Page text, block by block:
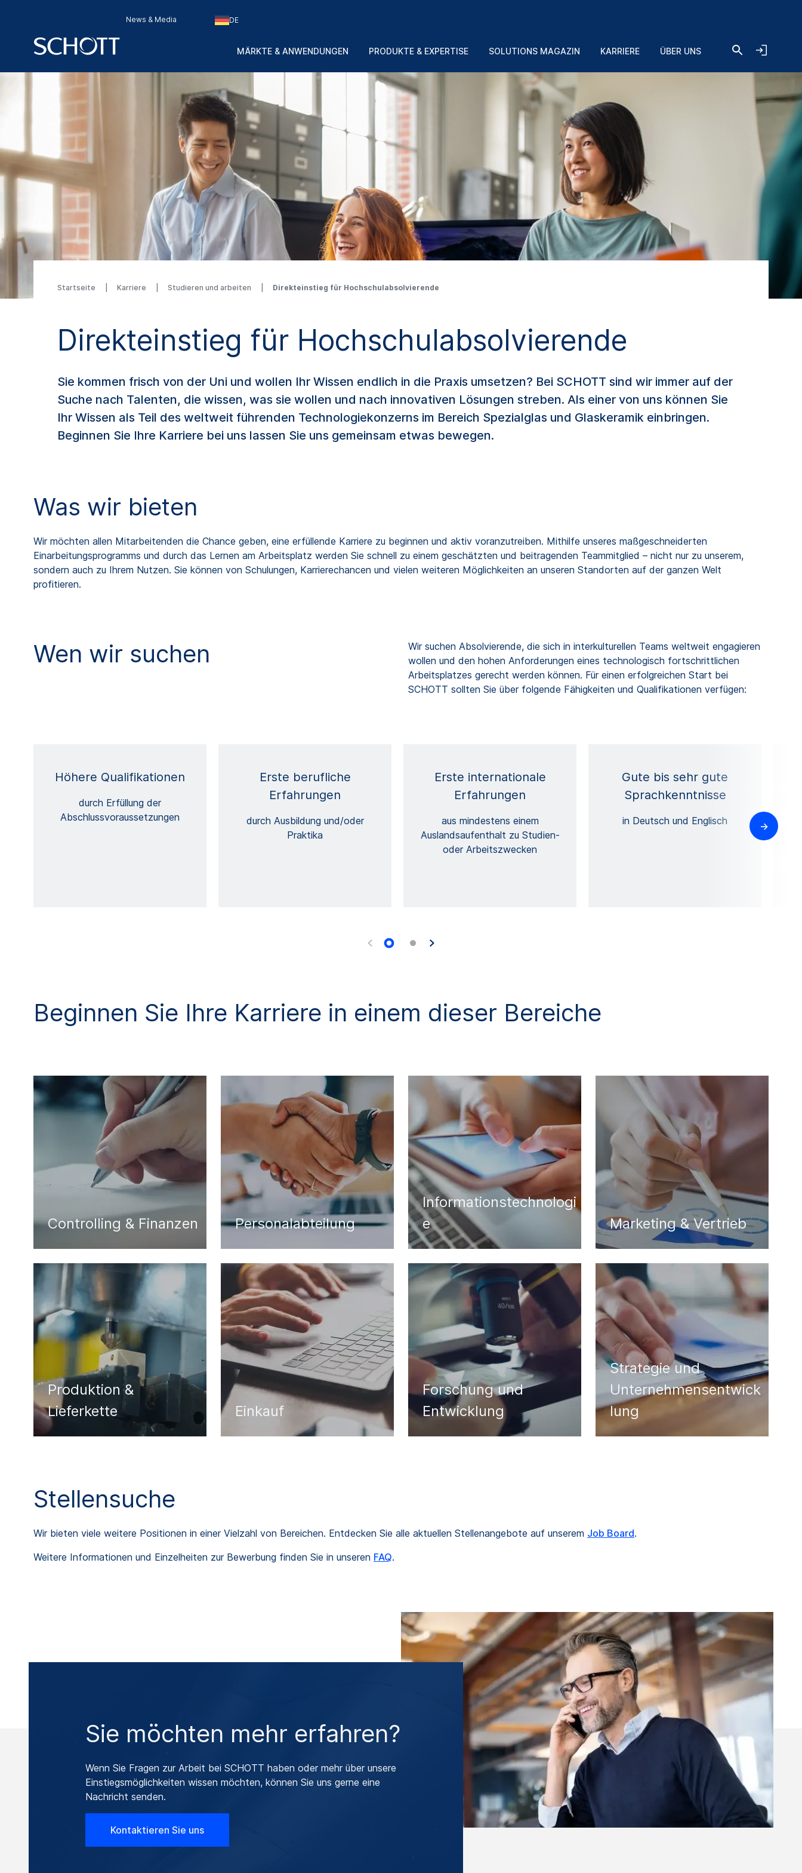
News & Media DE
MÄRKTE & ANWENDUNGEN PRODUKTE & EXPERTISE SOLUTIONS MAGAZIN KARRIERE ÜBER UNS
Startseite Karriere Studieren und arbeiten Direkteinstieg für Hochschulabsolvierende
Direkteinstieg für Hochschulabsolvierende
Sie kommen frisch von der Uni und wollen Ihr Wissen endlich in die Praxis umsetzen? Bei SCHOTT sind wir immer auf der
Suche nach Talenten, die wissen, was sie wollen und nach innovativen Lösungen streben. Als einer von uns können Sie
Ihr Wissen als Teil des weltweit führenden Technologiekonzerns im Bereich Spezialglas und Glaskeramik einbringen.
Beginnen Sie Ihre Karriere bei uns lassen Sie uns gemeinsam etwas bewegen.
Was wir bieten
Wir möchten allen Mitarbeitenden die Chance geben, eine erfüllende Karriere zu beginnen und aktiv voranzutreiben. Mithilfe unseres maßgeschneiderten
Einarbeitungsprogramms und durch das Lernen am Arbeitsplatz werden Sie schnell zu einem geschätzten und beitragenden Teammitglied – nicht nur zu unserem,
sondern auch zu Ihrem Nutzen. Sie können von Schulungen, Karrierechancen und vielen weiteren Möglichkeiten an unseren Standorten auf der ganzen Welt
profitieren.
Wen wir suchen
Wir suchen Absolvierende, die sich in interkulturellen Teams weltweit engagieren
wollen und den hohen Anforderungen eines technologisch fortschrittlichen
Arbeitsplatzes gerecht werden können. Für einen erfolgreichen Start bei
SCHOTT sollten Sie über folgende Fähigkeiten und Qualifikationen verfügen:
Höhere Qualifikationen
durch Erfüllung der
Abschlussvoraussetzungen
Erste berufliche
Erfahrungen
durch Ausbildung und/oder
Praktika
Erste internationale
Erfahrungen
aus mindestens einem
Auslandsaufenthalt zu Studien-
oder Arbeitszwecken
Gute bis sehr gute
Sprachkenntnisse
in Deutsch und Englisch
Beginnen Sie Ihre Karriere in einem dieser Bereiche
Controlling & Finanzen Personalabteilung
Informationstechnologi
e
Marketing & Vertrieb
Produktion &
Lieferkette
Einkauf
Forschung und
Entwicklung
Strategie und
Unternehmensentwick
lung
Stellensuche
Wir bieten viele weitere Positionen in einer Vielzahl von Bereichen. Entdecken Sie alle aktuellen Stellenangebote auf unserem Job Board.
Weitere Informationen und Einzelheiten zur Bewerbung finden Sie in unseren FAQ.
Sie möchten mehr erfahren?
Wenn Sie Fragen zur Arbeit bei SCHOTT haben oder mehr über unsere
Einstiegsmöglichkeiten wissen möchten, können Sie uns gerne eine
Nachricht senden.
Kontaktieren Sie uns